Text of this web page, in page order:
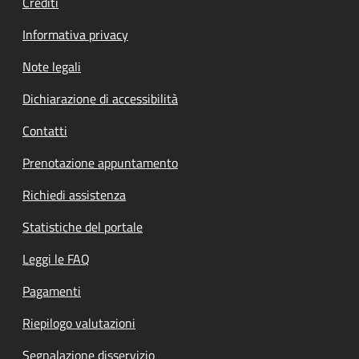
Informativa privacy
Note legali
Dichiarazione di accessibilità
Contatti
Prenotazione appuntamento
Richiedi assistenza
Statistiche del portale
Leggi le FAQ
Pagamenti
Riepilogo valutazioni
Segnalazione disservizio